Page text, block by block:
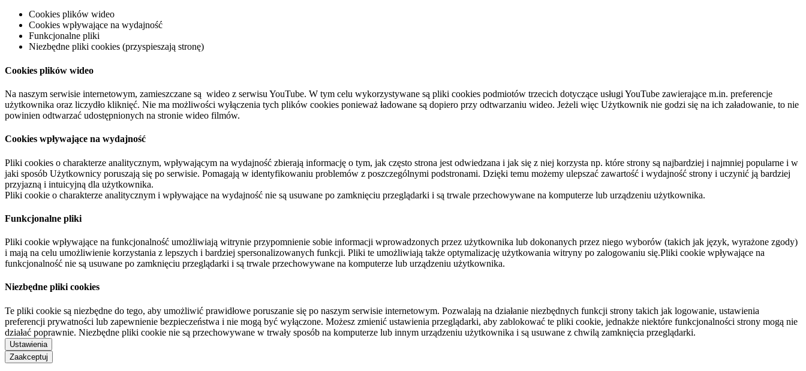
Cookies plików wideo
Cookies wpływające na wydajność
Funkcjonalne pliki
Niezbędne pliki cookies (przyspieszają stronę)
Cookies plików wideo
Na naszym serwisie internetowym, zamieszczane są wideo z serwisu YouTube. W tym celu wykorzystywane są pliki cookies podmiotów trzecich dotyczące usługi YouTube zawierające m.in. preferencje
użytkownika oraz liczydło kliknięć. Nie ma możliwości wyłączenia tych plików cookies ponieważ ładowane są dopiero przy odtwarzaniu wideo. Jeżeli więc Użytkownik nie godzi się na ich załadowanie, to nie
powinien odtwarzać udostępnionych na stronie wideo filmów.
Cookies wpływające na wydajność
Pliki cookies o charakterze analitycznym, wpływającym na wydajność zbierają informację o tym, jak często strona jest odwiedzana i jak się z niej korzysta np. które strony są najbardziej i najmniej popularne i w
jaki sposób Użytkownicy poruszają się po serwisie. Pomagają w identyfikowaniu problemów z poszczególnymi podstronami. Dzięki temu możemy ulepszać zawartość i wydajność strony i uczynić ją bardziej
przyjazną i intuicyjną dla użytkownika.
Pliki cookie o charakterze analitycznym i wpływające na wydajność nie są usuwane po zamknięciu przeglądarki i są trwale przechowywane na komputerze lub urządzeniu użytkownika.
Funkcjonalne pliki
Pliki cookie wpływające na funkcjonalność umożliwiają witrynie przypomnienie sobie informacji wprowadzonych przez użytkownika lub dokonanych przez niego wyborów (takich jak język, wyrażone zgody)
i mają na celu umożliwienie korzystania z lepszych i bardziej spersonalizowanych funkcji. Pliki te umożliwiają także optymalizację użytkowania witryny po zalogowaniu się.Pliki cookie wpływające na
funkcjonalność nie są usuwane po zamknięciu przeglądarki i są trwale przechowywane na komputerze lub urządzeniu użytkownika.
Niezbędne pliki cookies
Te pliki cookie są niezbędne do tego, aby umożliwić prawidłowe poruszanie się po naszym serwisie internetowym. Pozwalają na działanie niezbędnych funkcji strony takich jak logowanie, ustawienia
preferencji prywatności lub zapewnienie bezpieczeństwa i nie mogą być wyłączone. Możesz zmienić ustawienia przeglądarki, aby zablokować te pliki cookie, jednakże niektóre funkcjonalności strony mogą nie
działać poprawnie. Niezbędne pliki cookie nie są przechowywane w trwały sposób na komputerze lub innym urządzeniu użytkownika i są usuwane z chwilą zamknięcia przeglądarki.
Ustawienia
Zaakceptuj